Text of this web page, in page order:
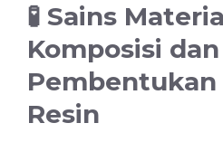
🧪 Sains
Komposisi
Pembentukan
Resin